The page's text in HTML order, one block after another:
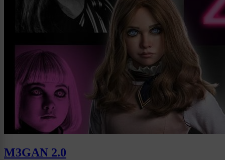
M3GAN 2.0